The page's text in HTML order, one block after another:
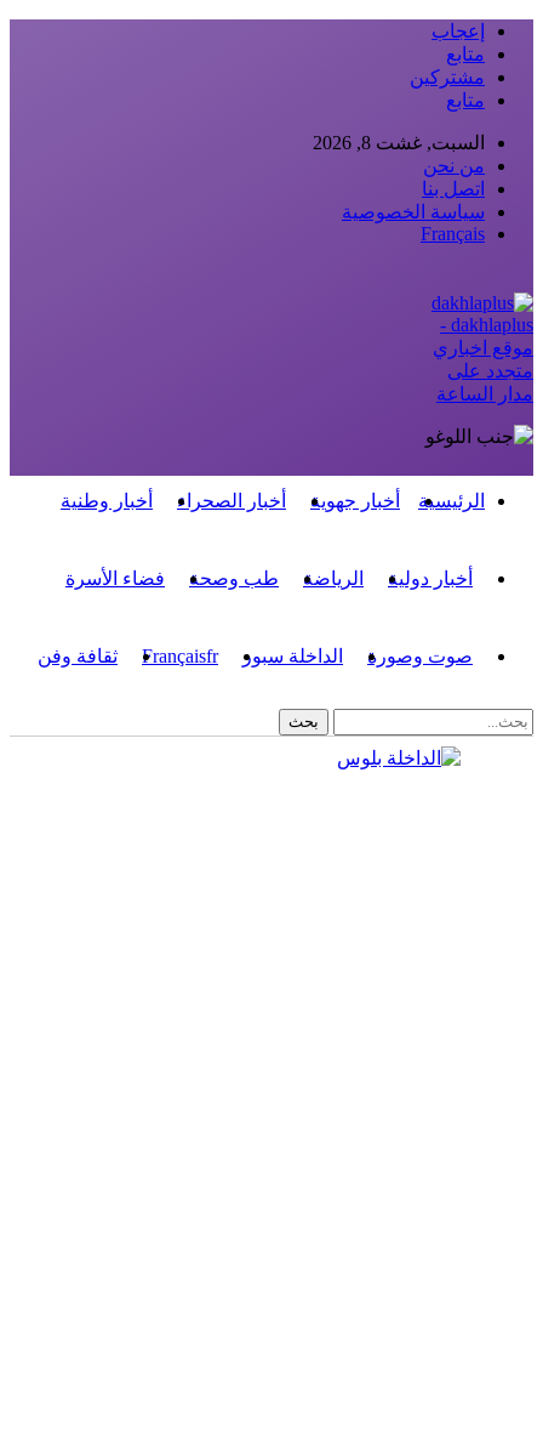
إعجاب
متابع
مشتركين
متابع
السبت, غشت 8, 2026
من نحن
اتصل بنا
سياسة الخصوصية
Français
dakhlaplus -
موقع اخباري
متجدد على
مدار الساعة
الرئيسية أخبار جهوية أخبار الصحراء أخبار وطنية
أخبار دولية الرياضة طب وصحة فضاء الأسرة
صوت وصورة الداخلة سبور Françaisfr ثقافة وفن